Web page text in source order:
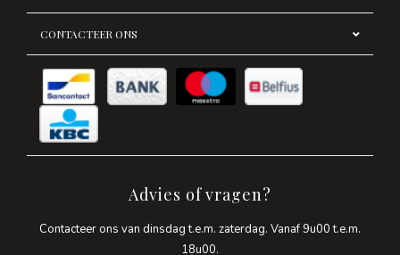
CONTACTEER ONS
Advies of vragen?
Contacteer ons van dinsdag t.e.m. zaterdag. Vanaf 9u00 t.e.m.
18u00.